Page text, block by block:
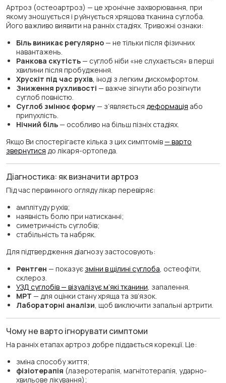
Артроз (остеоартроз) — це хронічне захворювання, при
якому зношується і руйнується хрящова тканина суглоба.
Його важливо виявити на ранніх стадіях. Тривожні ознаки:
Біль виникає регулярно— не тільки після фізичних
навантажень.
Ранкова скутість— суглоб ніби «не слухається» в перші
хвилини після пробудження.
Хрускіт під час рухів , іноді з легким дискомфортом.
Зниження рухливості — важче зігнути або розігнути
суглоб повністю.
Суглоб змінює форму— з’являється деформація або
припухлість.
Нічний біль— особливо на більш пізніх стадіях.
Якщо Ви спостерігаєте кілька з цих симптомів— варто
звернутися до лікаря-ортопеда.
Діагностика: як визначити артроз
Під час первинного огляду лікар перевіряє:
амплітуду рухів;
наявність болю при натисканні;
симетричність суглобів;
стабільність та набряк.
Для підтвердження діагнозу застосовують:
Рентген — показує зміни в щілині суглоба , остеофіти,
склероз.
УЗД суглобів — візуалізує м’які тканини , запалення.
МРТ — для оцінки стану хряща та зв’язок.
Лабораторні аналізи , щоб виключити запальні артрити.
Чому не варто ігнорувати симптоми
На ранніх етапах артроз добре піддається корекції. Це:
зміна способу життя;
фізіотерапія (лазеротерапія, магнітотерапія, ударно-
хвильове лікування);